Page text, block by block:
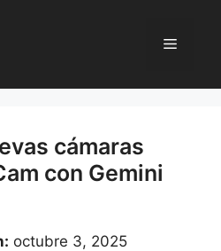
Menú
cámaras
con Gemini
octubre 3, 2025